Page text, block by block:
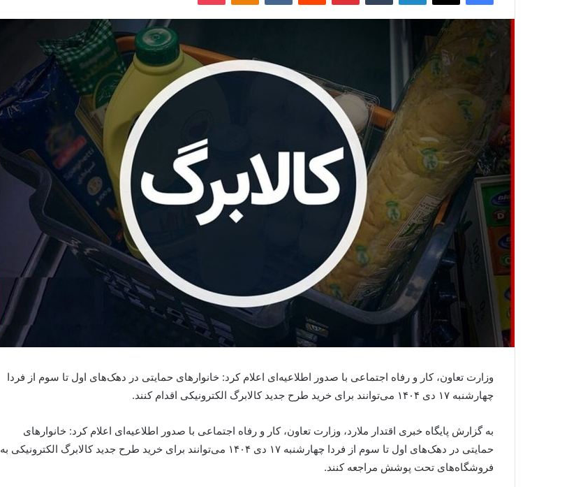
وزارت تعاون، کار و رفاه اجتماعی با صدور اطلاعیه‌ای اعلام کرد: خانوارهای حمایتی در دهک‌های اول تا سوم از فردا
چهارشنبه ۱۷ دی ۱۴۰۴ می‌توانند برای خرید طرح جدید کالابرگ الکترونیکی اقدام کنند.
به گزارش پایگاه خبری اقتدار ملارد، وزارت تعاون، کار و رفاه اجتماعی با صدور اطلاعیه‌ای اعلام کرد: خانوارهای
حمایتی در دهک‌های اول تا سوم از فردا چهارشنبه ۱۷ دی ۱۴۰۴ می‌توانند برای خرید طرح جدید کالابرگ الکترونیکی به
فروشگاه‌های تحت پوشش مراجعه کنند.